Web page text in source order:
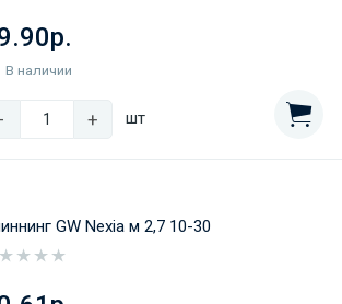
В наличии
- + шт
GW Nexia м 2,7 10-30